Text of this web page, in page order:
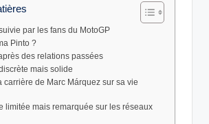
par les fans du MotoGP
Pinto ?
des relations passées
mais solide
carrière de Marc Márquez sur sa vie
limitée mais remarquée sur les réseaux